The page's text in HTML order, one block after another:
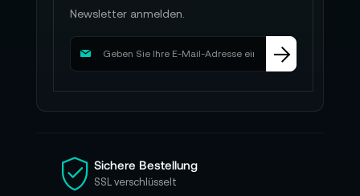
Newsletter anmelden.
M
d
i
e
s
Sichere Bestellung
SSL verschlüsselt